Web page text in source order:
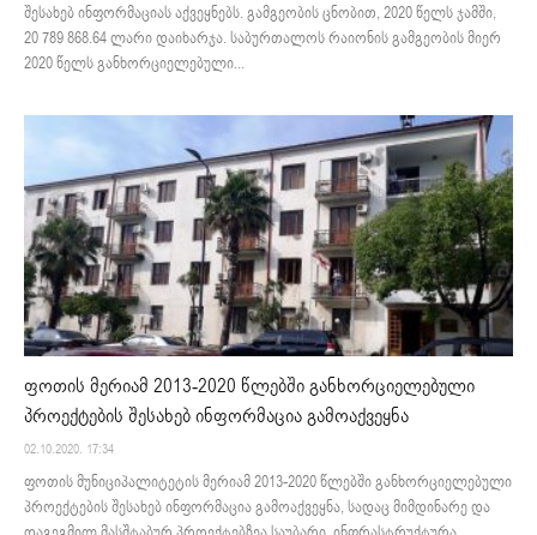
შესახებ ინფორმაციას აქვეყნებს. გამგეობის ცნობით, 2020 წელს ჯამში,
20 789 868.64 ლარი დაიხარჯა. საბურთალოს რაიონის გამგეობის მიერ
2020 წელს განხორციელებული...
ფოთის მერიამ 2013-2020 წლებში განხორციელებული
პროექტების შესახებ ინფორმაცია გამოაქვეყნა
02.10.2020. 17:34
ფოთის მუნიციპალიტეტის მერიამ 2013-2020 წლებში განხორციელებული
პროექტების შესახებ ინფორმაცია გამოაქვეყნა, სადაც მიმდინარე და